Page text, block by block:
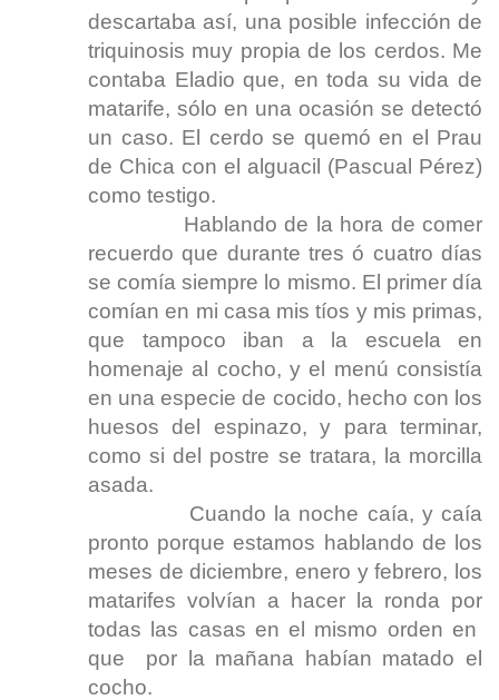
descartaba así, una posible infección de
triquinosis muy propia de los cerdos. Me
contaba Eladio que, en toda su vida de
matarife, sólo en una ocasión se detectó
un caso. El cerdo se quemó en el Prau
de Chica con el alguacil (Pascual Pérez)
como testigo.
Hablando de la hora de comer
recuerdo que durante tres ó cuatro días
se comía siempre lo mismo. El primer día
comían en mi casa mis tíos y mis primas,
que tampoco iban a la escuela en
homenaje al cocho, y el menú consistía
en una especie de cocido, hecho con los
huesos del espinazo, y para terminar,
como si del postre se tratara, la morcilla
asada.
Cuando la noche caía, y caía
pronto porque estamos hablando de los
meses de diciembre, enero y febrero, los
matarifes volvían a hacer la ronda por
todas las casas en el mismo orden en
que por la mañana habían matado el
cocho.